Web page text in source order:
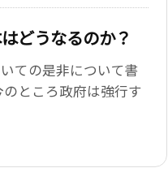
どうなるのか？
ての是非について書
ところ政府は強行す